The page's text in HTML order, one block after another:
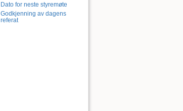
Dato for neste styremøte
Godkjenning av dagens
referat